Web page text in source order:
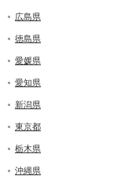
広島県
徳島県
愛媛県
愛知県
新潟県
東京都
栃木県
沖縄県